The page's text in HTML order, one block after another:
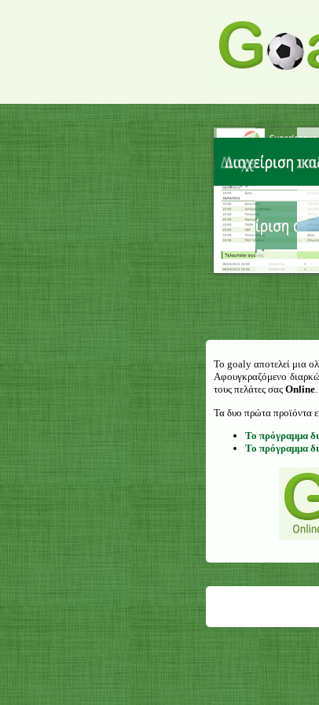
Το goaly αποτελεί μια
Αφουγκραζόμενο
τους πελάτες σας Online.
Τα δυο πρώτα προϊόντα
Το πρόγραμμα
Το πρόγραμμα